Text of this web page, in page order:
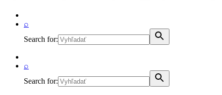
⌕
Search for:
⌕
Search for: